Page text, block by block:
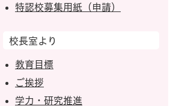
特認校募集用紙（申請）
校長室より
教育目標
ご挨拶
学力・研究推進